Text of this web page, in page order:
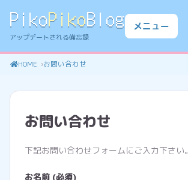
PikoPikoBlog
アップデートされる備忘録
メニュー
HOME お問い合わせ
お問い合わせ
下記お問い合わせフォームにご入力下さい。
お名前 (必須)